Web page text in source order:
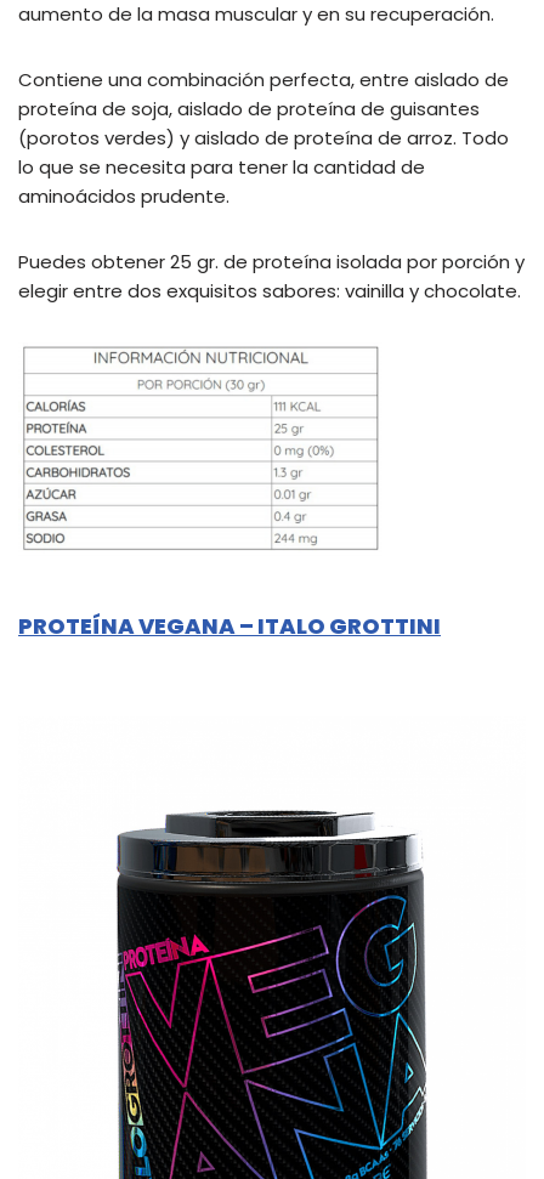
aumento de la masa muscular y en su recuperación.
Contiene una combinación perfecta, entre aislado de
proteína de soja, aislado de proteína de guisantes
(porotos verdes) y aislado de proteína de arroz. Todo
lo que se necesita para tener la cantidad de
aminoácidos prudente.
Puedes obtener 25 gr. de proteína isolada por porción y
elegir entre dos exquisitos sabores: vainilla y chocolate.
PROTEÍNA VEGANA – ITALO GROTTINI